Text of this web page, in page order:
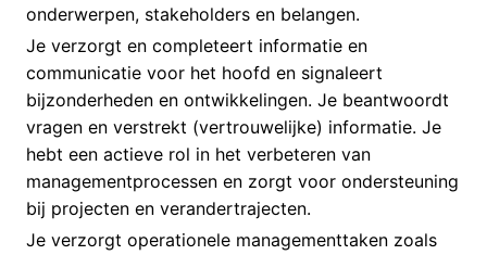
onderwerpen, stakeholders en belangen.
Je verzorgt en completeert informatie en
communicatie voor het hoofd en signaleert
bijzonderheden en ontwikkelingen. Je beantwoordt
vragen en verstrekt (vertrouwelijke) informatie. Je
hebt een actieve rol in het verbeteren van
managementprocessen en zorgt voor ondersteuning
bij projecten en verandertrajecten.
Je verzorgt operationele managementtaken zoals